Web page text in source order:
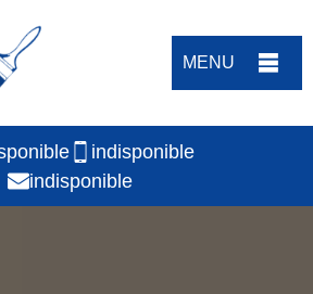
MENU
indisponible
indisponible